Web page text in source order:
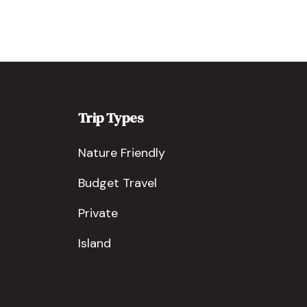
Trip Types
Nature Friendly
Budget Travel
Private
Island